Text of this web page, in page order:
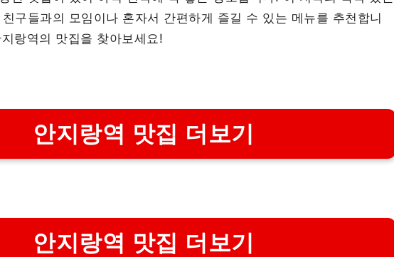
구들과의 모임이나 혼자서 간편하게 즐길 수 있는 메뉴를 추천합니
랑역의 맛집을 찾아보세요!
안지랑역 맛집 더보기
안지랑역 맛집 더보기